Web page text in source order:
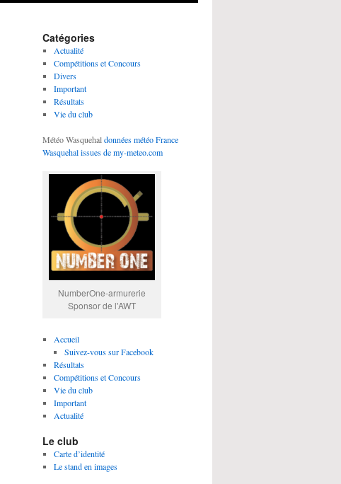
Catégories
Actualité
Compétitions et Concours
Divers
Important
Résultats
Vie du club
Météo Wasquehaldonnées météo France
Wasquehal issues de my-meteo.com
NumberOne-armurerie
Sponsor de l'AWT
Accueil
Suivez-vous sur Facebook
Résultats
Compétitions et Concours
Vie du club
Important
Actualité
Le club
Carte d’identité
Le stand en images